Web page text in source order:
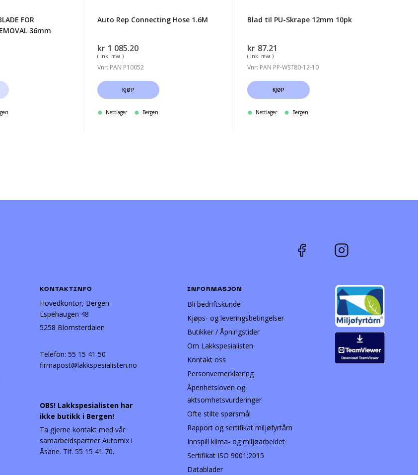
FOR
36mm
Auto Rep Connecting Hose 1.6M
kr 1 085.20
( ink. mva )
Vnr: PAN P10052
KJØP
Nettlager Bergen
Blad til PU-Skrape 12mm 10pk
kr 87.21
( ink. mva )
Vnr: PAN PP-WST80-12-10
KJØP
Nettlager Bergen
KONTAKTINFO
Hovedkontor, Bergen
Espehaugen 48
5258 Blomsterdalen
Telefon: 55 15 41 50
firmapost@lakkspesialisten.no
OBS! Lakkspesialisten har
ikke butikk i Bergen!
Ta gjerne kontakt med vår
samarbeidspartner Automix i
Åsane. Tlf. 55 15 41 70.
INFORMASJON
Bli bedriftskunde
Kjøps- og leveringsbetingelser
Butikker / Åpningstider
Om Lakkspesialisten
Kontakt oss
Personvernerklæring
Åpenhetsloven og
aktsomhetsvurderinger
Ofte stilte spørsmål
Rapport og sertifikat miljøfyrtårn
Innspill klima- og miljøarbeidet
Sertifikat ISO 9001:2015
Datablader